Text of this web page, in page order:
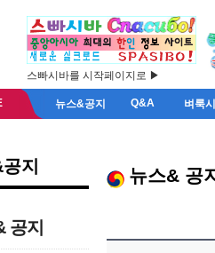
스빠시바를 시작페이지로 ▶
뉴스&공지 Q&A 벼룩
지
공지
뉴스& 공